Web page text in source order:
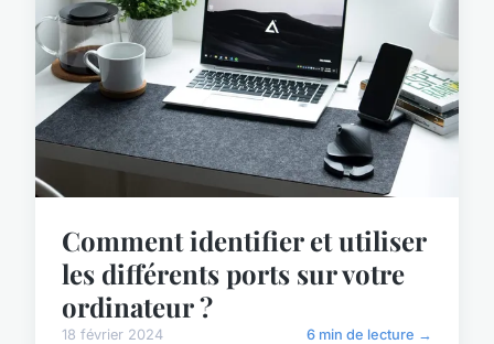
Comment identifier et utiliser
les différents ports sur votre
ordinateur ?
18 février 2024 6 min de lecture →